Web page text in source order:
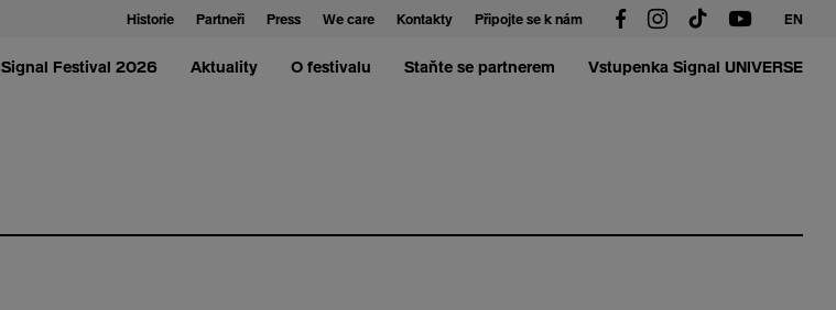
Historie
Partneři Press We care Kontakty Připojte se k nám EN
Signal Festival 2026 Aktuality O festivalu Staňte se partnerem Vstupenka Signal UNIVERSE